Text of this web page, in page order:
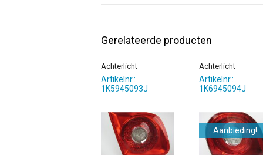
Gerelateerde producten
Achterlicht
Artikelnr.:
1K5945093J
Achterlicht
Artikelnr.:
1K6945094J
Aanbieding!